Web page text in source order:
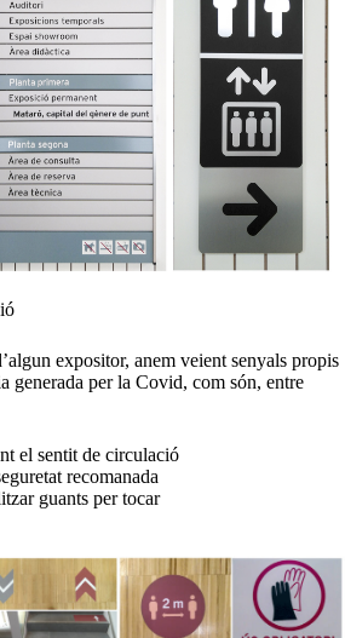
expositor, anem veient senyals propis
generada per la Covid, com són, entre
el sentit de circulació
recomanada
guants per tocar